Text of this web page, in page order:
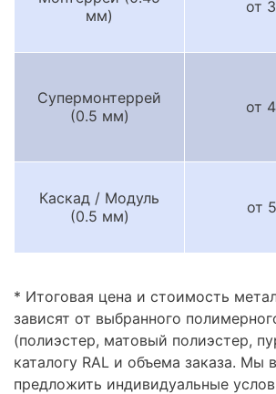
мм)
от
Супермонтеррей
(0.5 мм)
от
Каскад / Модуль
(0.5 мм)
от
* Итоговая цена и стоимость
зависят от выбранного
(полиэстер, матовый полиэстер,
каталогу RAL и объема заказа. Мы
предложить индивидуальные